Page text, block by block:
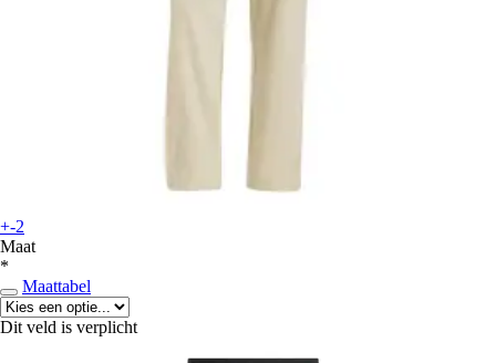
+-2
Maat
*
Maattabel
Dit veld is verplicht